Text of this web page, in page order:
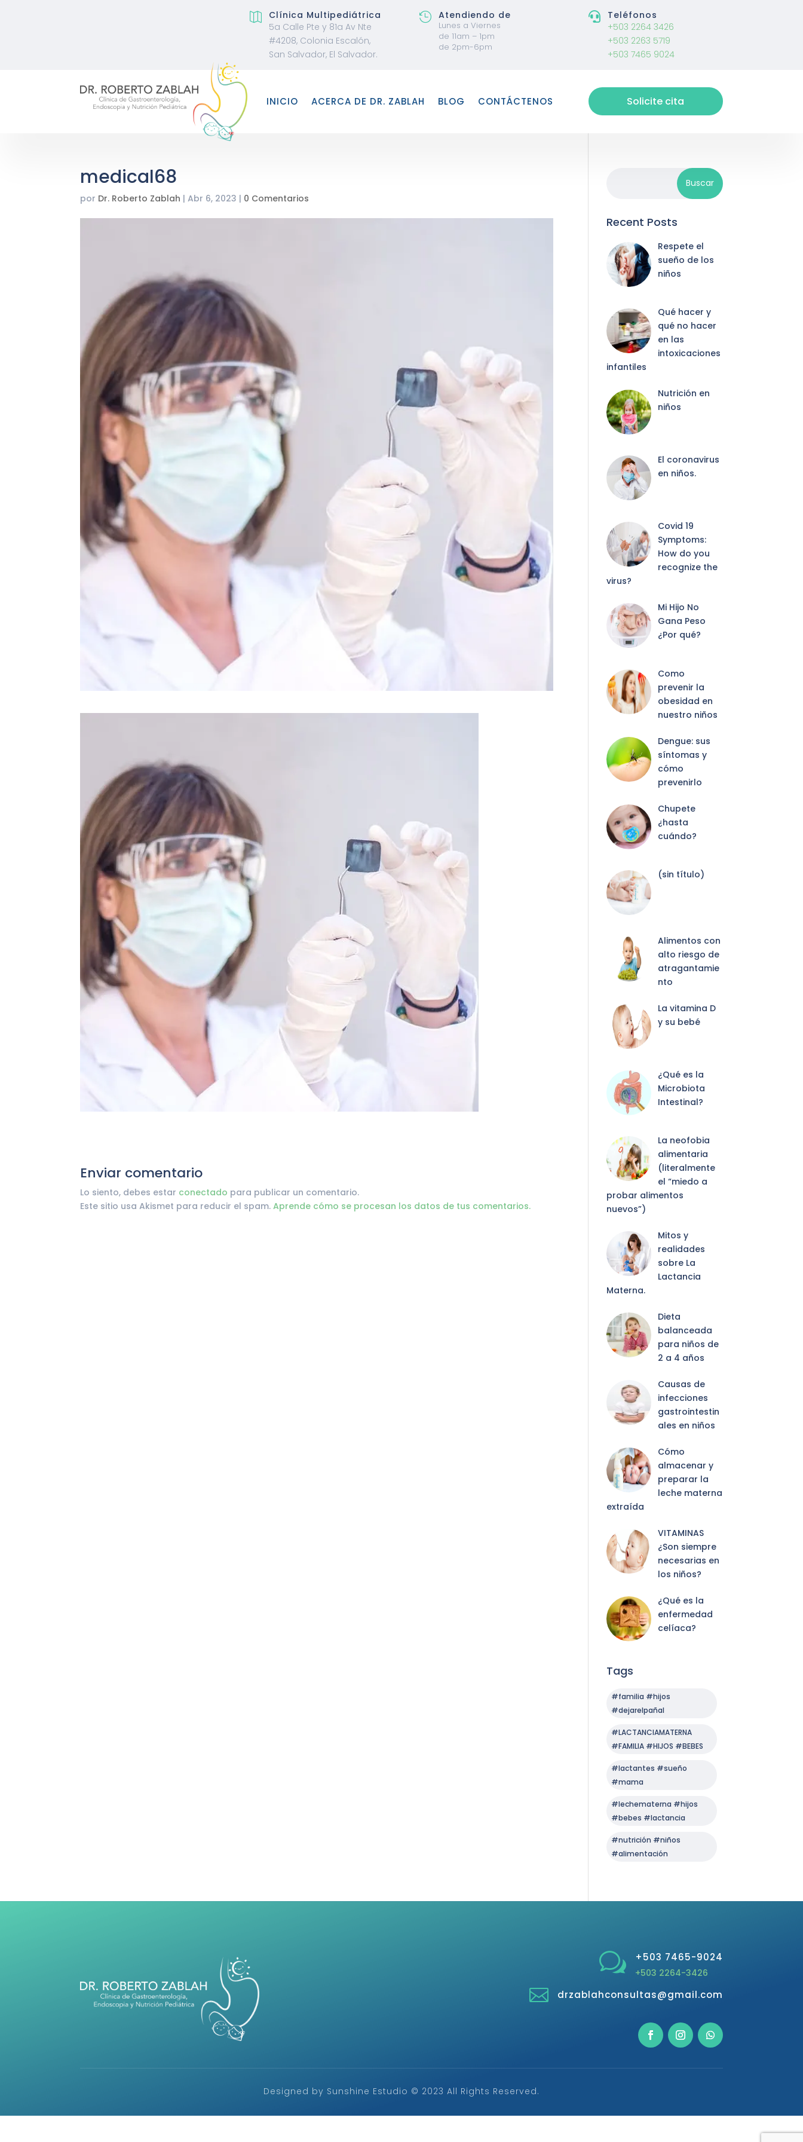

Clínica Multipediátrica
5a Calle Pte y 81a Av Nte
#4208, Colonia Escalón,
San Salvador, El Salvador.
 Atendiendo de
Lunes a Viernes
de 11am – 1pm
de 2pm-6pm

Teléfonos
+503 2264 3426
+503 2263 5719
+503 7465 9024
INICIO ACERCA DE DR. ZABLAH BLOG CONTÁCTENOS Solicite cita
medical68
por Dr. Roberto Zablah |Abr 6, 2023 | 0 Comentarios
Enviar comentario
Lo siento, debes estar conectado para publicar un comentario.
Este sitio usa Akismet para reducir el spam.Aprende cómo se procesan los datos de tus comentarios.
Recent Posts
Respete el
sueño de los
niños
Qué hacer y
qué no hacer
en las
intoxicaciones
infantiles
Nutrición en
niños
El coronavirus
en niños.
Covid 19
Symptoms:
How do you
recognize the
virus?
Mi Hijo No
Gana Peso
¿Por qué?
Como
prevenir la
obesidad en
nuestro niños
Dengue: sus
síntomas y
cómo
prevenirlo
Chupete
¿hasta
cuándo?
(sin título)Entrada
Alimentos con
alto riesgo de
atragantamie
nto
La vitamina D
y su bebé
¿Qué es la
Microbiota
Intestinal?
La neofobia
alimentaria
(literalmente
el “miedo a
probar alimentos
nuevos”)
Mitos y
realidades
sobre La
Lactancia
Materna.
Dieta
balanceada
para niños de
2 a 4 años
Causas de
infecciones
gastrointestin
ales en niños
Cómo
almacenar y
preparar la
leche materna
extraída
VITAMINAS
¿Son siempre
necesarias en
los niños?
¿Qué es la
enfermedad
celíaca?
Tags
#familia #hijos
#dejarelpañal
#LACTANCIAMATERNA
#FAMILIA #HIJOS #BEBES
#lactantes #sueño
#mama
#lechematerna #hijos
#bebes #lactancia
#nutrición #niños
#alimentación
w +503 7465-9024
+503 2264-3426
 drzablahconsultas@gmail.com
Designed by Sunshine Estudio © 2023 All Rights Reserved.